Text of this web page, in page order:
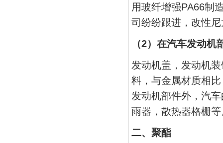
用玻纤增强PA66制
司纷纷跟进，改性
（2）在汽车发动机
发动机盖，发动机
料，与金属材质相
发动机部件外，汽
雨器，散热器格栅等
二、聚酯